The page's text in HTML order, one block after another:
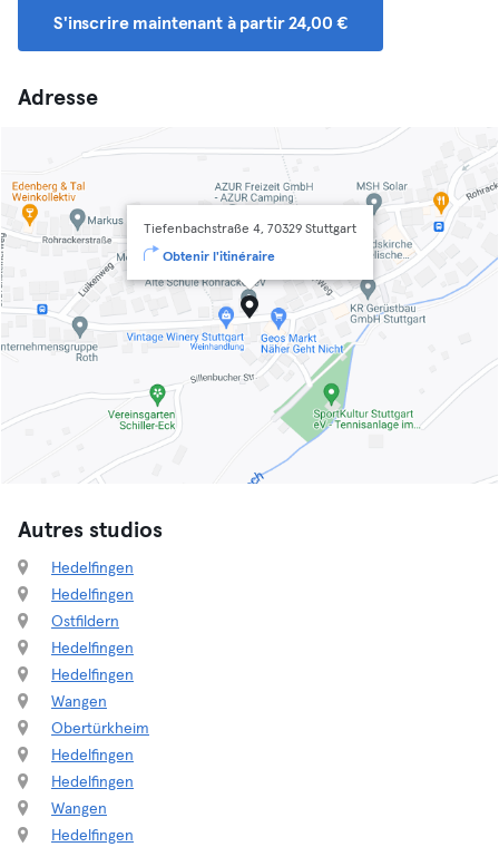
S'inscrire maintenant à partir 24,00 €
Adresse
Tiefenbachstraße 4, 70329 Stuttgart
Obtenir l'itinéraire
Autres studios
Hedelfingen
Hedelfingen
Ostfildern
Hedelfingen
Hedelfingen
Wangen
Obertürkheim
Hedelfingen
Hedelfingen
Wangen
Hedelfingen